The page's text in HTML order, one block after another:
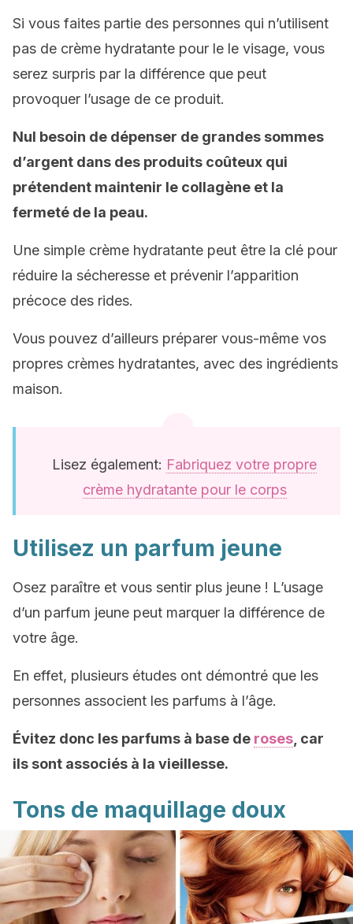
Si vous faites partie des personnes qui n’utilisent
pas de crème hydratante pour le le visage, vous
serez surpris par la différence que peut
provoquer l’usage de ce produit.
Nul besoin de dépenser de grandes sommes
d’argent dans des produits coûteux qui
prétendent maintenir le collagène et la
fermeté de la peau.
Une simple crème hydratante peut être la clé pour
réduire la sécheresse et prévenir l’apparition
précoce des rides.
Vous pouvez d’ailleurs préparer vous-même vos
propres crèmes hydratantes, avec des ingrédients
maison.
Lisez également: Fabriquez votre propre
crème hydratante pour le corps
Utilisez un parfum jeune
Osez paraître et vous sentir plus jeune ! L’usage
d’un parfum jeune peut marquer la différence de
votre âge.
En effet, plusieurs études ont démontré que les
personnes associent les parfums à l’âge.
Évitez donc les parfums à base de roses , car
ils sont associés à la vieillesse.
Tons de maquillage doux